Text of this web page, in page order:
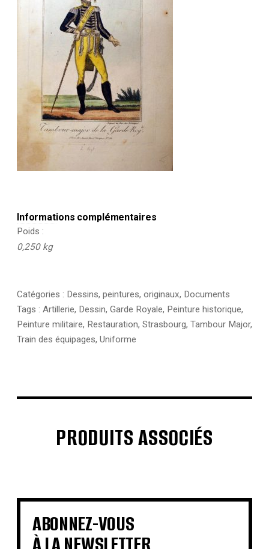
Informations complémentaires
Poids
0,250 kg
Catégories : Dessins, peintures, originaux, Documents
Tags : Artillerie, Dessin, Garde Royale, Peinture historique,
Peinture militaire, Restauration, Strasbourg, Tambour Major,
Train des équipages, Uniforme
PRODUITS ASSOCIÉS
€ € €
€ € €
€
ABONNEZ-VOUS